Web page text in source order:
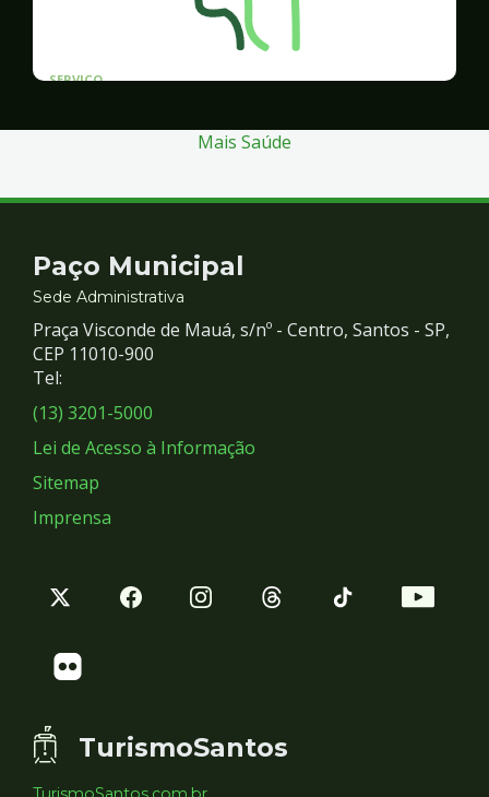
SERVICO
Mais Saúde
Contato
e
Redes
Sociais
Paço Municipal
Sede Administrativa
Praça Visconde de Mauá, s/nº - Centro, Santos - SP,
CEP 11010-900
Tel:
(13) 3201-5000
Lei de Acesso à Informação
Sitemap
Imprensa
TurismoSantos